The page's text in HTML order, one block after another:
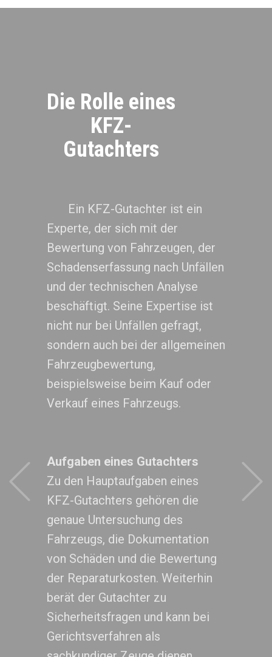
Die Rolle eines
KFZ-
Gutachters
Ein KFZ-Gutachter ist ein
Experte, der sich mit der
Bewertung von Fahrzeugen, der
Schadenserfassung nach Unfällen
und der technischen Analyse
beschäftigt. Seine Expertise ist
nicht nur bei Unfällen gefragt,
sondern auch bei der allgemeinen
Fahrzeugbewertung,
beispielsweise beim Kauf oder
Verkauf eines Fahrzeugs.
Aufgaben eines Gutachters
Zu den Hauptaufgaben eines
KFZ-Gutachters gehören die
genaue Untersuchung des
Fahrzeugs, die Dokumentation
von Schäden und die Bewertung
der Reparaturkosten. Weiterhin
berät der Gutachter zu
Sicherheitsfragen und kann bei
Gerichtsverfahren als
Previous